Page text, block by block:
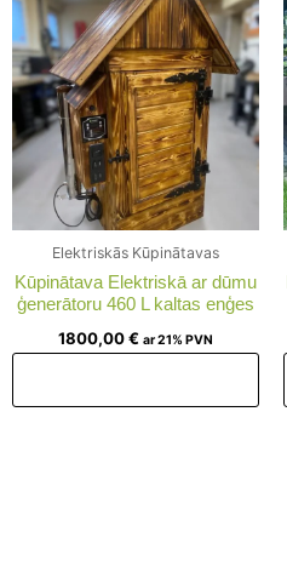
Elektriskās Kūpinātavas
Kūpinātava Elektriskā ar dūmu
ģenerātoru 460 L kaltas enģes
1800,00€ ar 21% PVN